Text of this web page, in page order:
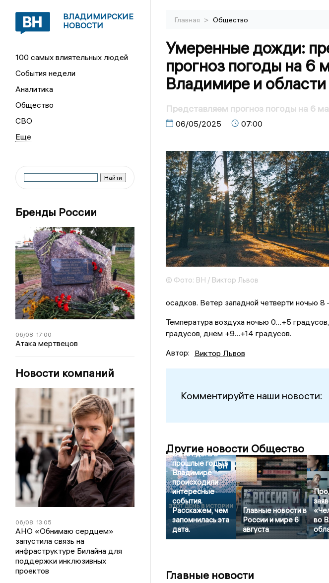
ВЛАДИМИРСКИЕ
НОВОСТИ
100 самых влиятельных людей
События недели
Аналитика
Общество
СВО
Бренды России
06/08 17:00
Атака мертвецов
Новости компаний
06/08 13:05
АНО «Обнимаю сердцем»
запустила связь на
инфраструктуре Билайна для
поддержки инклюзивных
проектов
Главная > Общество
Умеренные дожди:
прогноз погоды на 6
Владимире и области
Представляем прогноз погоды на 6
06/05/2025 07:00
© Фото: ВН / Виктор Львов
осадков. Ветер западной четверти ночью
Температура воздуха ночью 0…+5
градусов, днём +9…+14 градусов.
Автор: Виктор Львов
Комментируйте наши новости:
Другие новости Общество
В этот день в
прошлые годы в
Владимире
происходили
интересные
события.
Расскажем, чем
запомнилась эта
дата.
Главные новости в
России и мире 6
августа
во
Главные новости